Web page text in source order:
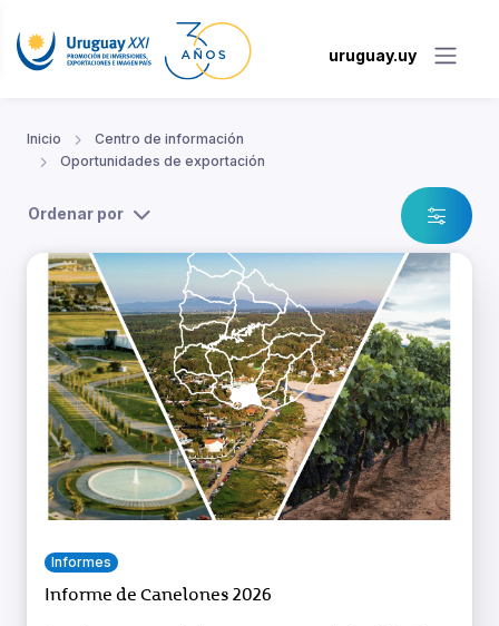
uruguay.uy
Inicio
Centro de información
Oportunidades de exportación
Ordenar por
Informes
Informe de Canelones 2026